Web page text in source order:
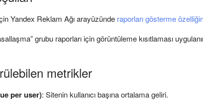
Yandex Reklam Ağı arayüzünde raporları gösterme
grubu raporları için görüntüleme kısıtlaması
metrikler
per user): Sitenin kullanıcı başına ortalama geliri.